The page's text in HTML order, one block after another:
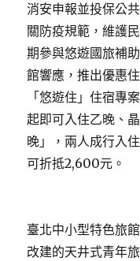
消安申報並投保公
關防疫規範，維護
期參與悠遊國旅補
館響應，推出優惠
「悠遊住」住宿專
起即可入住乙晚、
晚」，兩人成行入
可折抵2,600元。
臺北中小型特色旅
改建的天井式青年